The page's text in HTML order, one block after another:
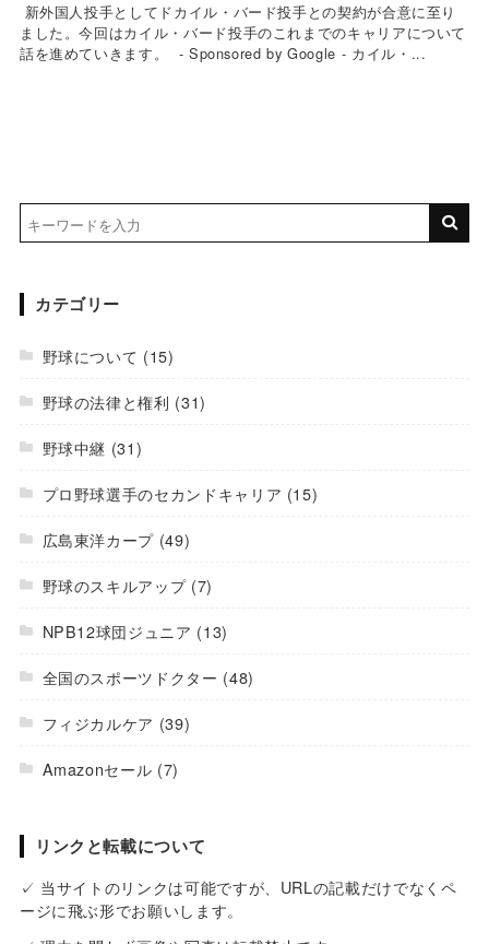
新外国人投手としてドカイル・バード投手との契約が合意に至り
ました。今回はカイル・バード投手のこれまでのキャリアについて
話を進めていきます。 - Sponsored by Google - カイル・...
カテゴリー
野球について (15)
野球の法律と権利 (31)
野球中継 (31)
プロ野球選手のセカンドキャリア (15)
広島東洋カープ (49)
野球のスキルアップ(7)
NPB12球団ジュニア (13)
全国のスポーツドクター (48)
フィジカルケア (39)
Amazonセール (7)
リンクと転載について
✓ 当サイトのリンクは可能ですが、URLの記載だけでなくペ
ージに飛ぶ形でお願いします。